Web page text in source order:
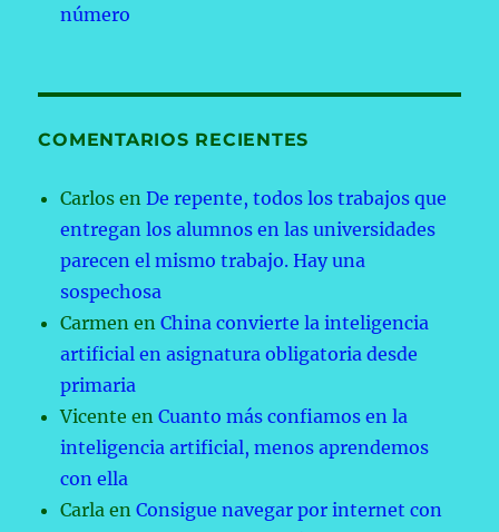
número
COMENTARIOS RECIENTES
Carlos enDe repente, todos los trabajos que
entregan los alumnos en las universidades
parecen el mismo trabajo. Hay una
sospechosa
Carmen enChina convierte la inteligencia
artificial en asignatura obligatoria desde
primaria
Vicente enCuanto más confiamos en la
inteligencia artificial, menos aprendemos
con ella
Carla enConsigue navegar por internet con